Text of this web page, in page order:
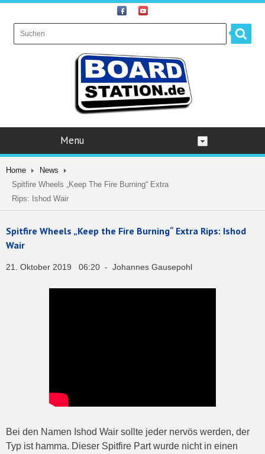
Menu
Home
News
Spitfire Wheels „Keep The Fire Burning“ Extra
Rips: Ishod Wair
Spitfire Wheels „Keep the Fire Burning“ Extra Rips: Ishod
Wair
21. Oktober 2019 06:20 - Johannes Gausepohl
Bei den Namen Ishod Wair sollte jeder nervös werden, der
Typ ist hamma. Dieser Spitfire Part wurde nicht in einen